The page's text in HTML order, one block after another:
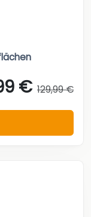
€ 129,99 €